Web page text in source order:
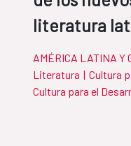
literatura
AMÉRICA LATINA Y
Literatura | Cultura
Cultura para el